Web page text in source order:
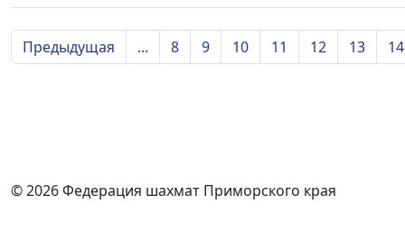
Предыдущая ... 8 9 10 11 12 13 14
© 2026 Федерация шахмат Приморского края